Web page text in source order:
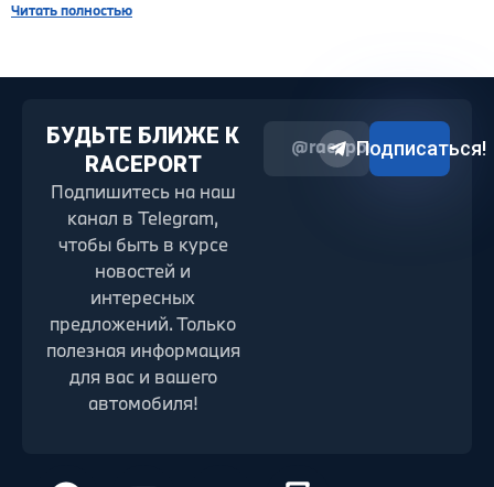
Читать полностью
БУДЬТЕ БЛИЖЕ К
RACEPORT
Подпишитесь на наш
канал в Telegram,
чтобы быть в курсе
новостей и
интересных
предложений. Только
полезная информация
для вас и вашего
автомобиля!
@raceport2022
Подписаться!